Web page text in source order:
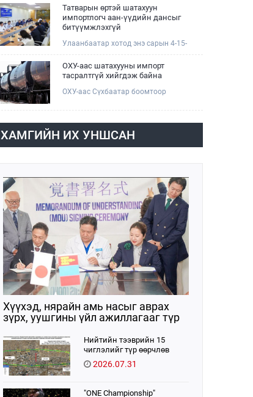
хуралдаанаар нийслэлийн нутгийн
захиргааны байгууллага, албан
тушаалтанд 2025, 2026 оны эхний
хагас жилийн байдлаар иргэдээс
ирсэн өргөдөл, гомдлын
мэдээллийг сонслоо.
Татварын өртэй шатахуун
импортлогч аан-үүдийн дансыг
битүүмжлэхгүй
Улаанбаатар хотод энэ сарын 4-15-
дугаарын зохицуулалтаар нэг удаа
50,000 төгрөгт автобензин олгож
буй. Эхний үр дүнд, шатахуун түгээх
станцуудын өдрийн борлуулалт
Ашигт малтмал, газрын тосны
газраас танилцууллаа.
ОХУ-аас шатахууны импорт
тасралтгүй хийгдэж байна
ОХУ-аас Сүхбаатар боомтоор
Наймдугаар сарын 06-ны өдөр
/02:30 цагт/ 7 вагон буюу 420 тонн
АИ-92 автобензин орж иржээ.
ХАМГИЙН ИХ УНШСАН
Хүүхэд, нярайн амь насыг аврах
зүрх, уушгины үйл ажиллагааг түр
ЭХЭМҮТ-д нэвтрүүлнэНийтийн тээврийн 15
чиглэлийг түр өөрчлөв
2026.07.31
"ONE Championship"